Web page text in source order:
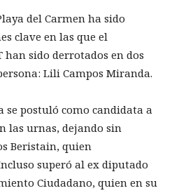
del Carmen ha sido
clave en las que el
han sido derrotados en dos
Lili Campos Miranda.
se postuló como candidata a
las urnas, dejando sin
Beristain, quien
superó al ex diputado
Ciudadano, quien en su